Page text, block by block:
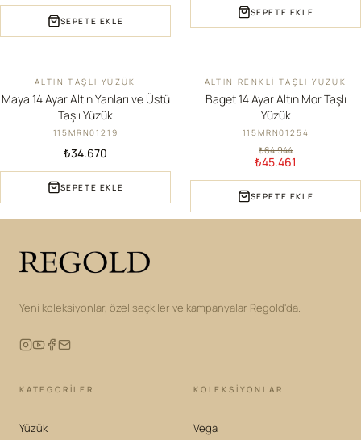
SEPETE EKLE
SEPETE EKLE
YENIALTIN TAŞLI YÜZÜK
Maya 14 Ayar Altın Yanları ve Üstü
Taşlı Yüzük
115MRN01219
₺34.670
SEPETE EKLE
İNDIRIM
ALTIN RENKLI TAŞLI YÜZÜK
Baget 14 Ayar Altın Mor Taşlı
Yüzük
115MRN01254
₺64.944
₺45.461
SEPETE EKLE
Yeni koleksiyonlar, özel seçkiler ve kampanyalar Regold'da.
KATEGORILER
Yüzük
KOLEKSIYONLAR
Vega